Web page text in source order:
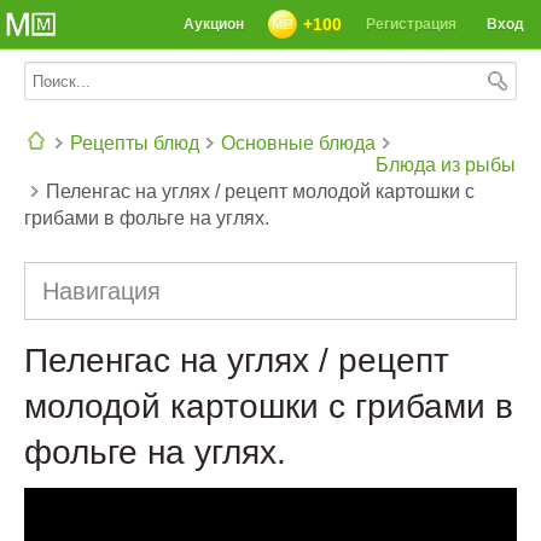
СЕГОДНЯ: 39142 РЕЦЕПТА
Вход
Регистрация
+100
Аукцион
Рецепты блюд
Основные блюда
Блюда из рыбы
Пеленгас на углях / рецепт молодой картошки с
грибами в фольге на углях.
Навигация
Пеленгас на углях / рецепт
молодой картошки с грибами в
фольге на углях.